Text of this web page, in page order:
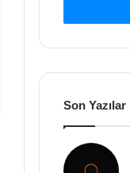
Son Yazılar